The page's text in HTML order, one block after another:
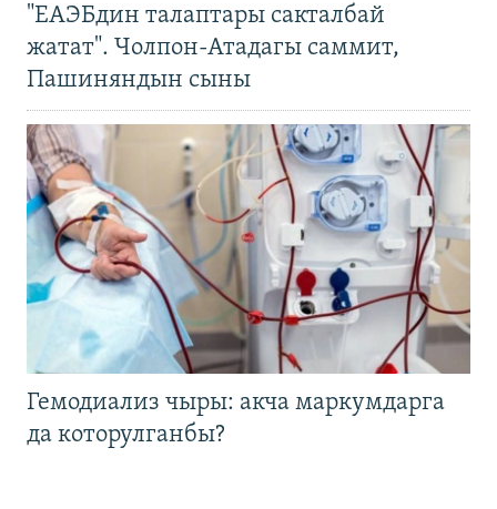
"ЕАЭБдин талаптары сакталбай
жатат". Чолпон-Атадагы саммит,
Пашиняндын сыны
Гемодиализ чыры: акча маркумдарга
да которулганбы?